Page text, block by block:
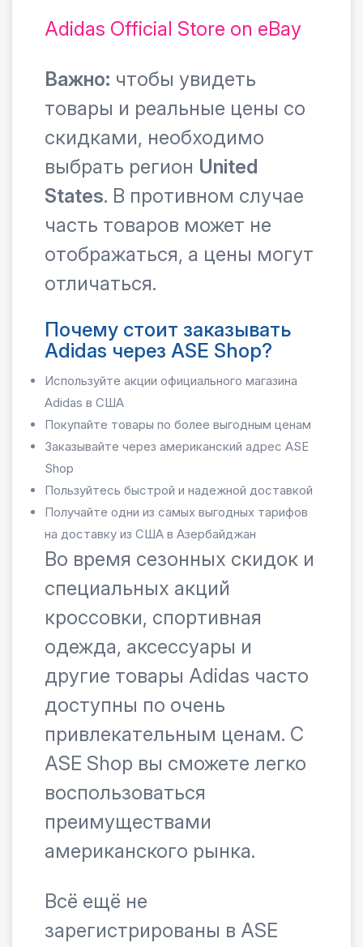
Adidas Official Store on eBay
Важно: чтобы увидеть
товары и реальные цены со
скидками, необходимо
выбрать регион United
States. В противном случае
часть товаров может не
отображаться, а цены могут
отличаться.
Почему стоит заказывать
Adidas через ASE Shop?
Используйте акции официального магазина
Adidas в США
Покупайте товары по более выгодным ценам
Заказывайте через американский адрес ASE
Shop
Пользуйтесь быстрой и надежной доставкой
Получайте одни из самых выгодных тарифов
на доставку из США в Азербайджан
Во время сезонных скидок и
специальных акций
кроссовки, спортивная
одежда, аксессуары и
другие товары Adidas часто
доступны по очень
привлекательным ценам. С
ASE Shop вы сможете легко
воспользоваться
преимуществами
американского рынка.
Всё ещё не
зарегистрированы в ASE